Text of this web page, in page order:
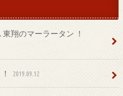
翔のマーラータン ！
2019.09.12